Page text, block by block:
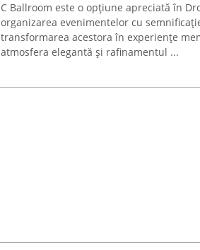
C Ballroom este o opțiune apreciată în
organizarea evenimentelor cu
transformarea acestora în experiențe
atmosfera elegantă și rafinamentul ...